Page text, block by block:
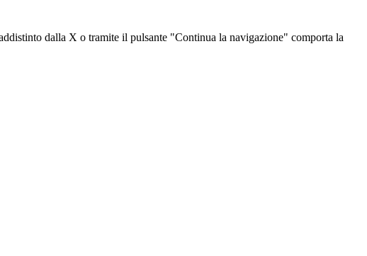
dalla X o tramite il pulsante "Continua la navigazione" comporta la